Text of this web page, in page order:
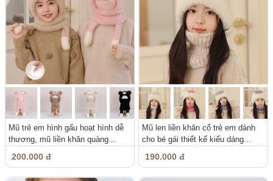
Mũ trẻ em hình gấu hoạt hình dễ
thương, mũ liền khăn quàng...
200.000 đ
Mũ len liền khăn cổ trẻ em dành
cho bé gái thiết kế kiểu dáng...
190.000 đ